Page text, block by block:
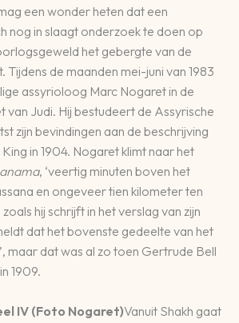
een wonder heten dat een
nog in slaagt onderzoek te doen op
het gebergte van de
Tijdens de maanden mei-juni van 1983
assyrioloog Marc Nogaret in de
van Judi. Hij bestudeert de Assyrische
zijn bevindingen aan de beschrijving
in 1904. Nogaret klimt naar het
, ‘veertig minuten boven het
en ongeveer tien kilometer ten
hij schrijft in het verslag van zijn
dat het bovenste gedeelte van het
maar dat was al zo toen Gertrude Bell
1909.
IV (Foto Nogaret)Vanuit Shakh gaat